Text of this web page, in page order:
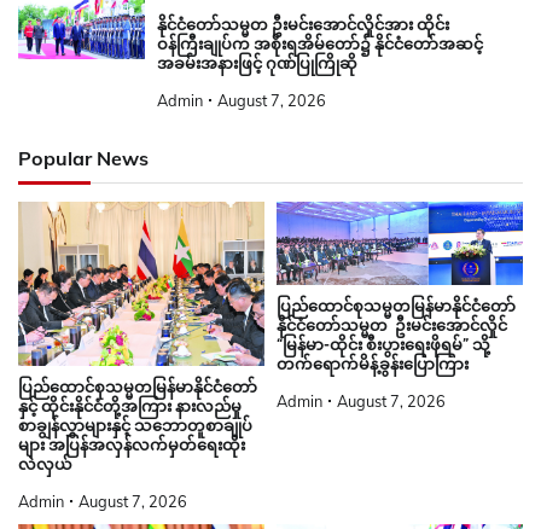
နိုင်ငံတော်သမ္မတ ဦးမင်းအောင်လှိုင်အား ထိုင်း
ဝန်ကြီးချုပ်က အစိုးရအိမ်တော်၌ နိုင်ငံတော်အဆင့်
အခမ်းအနားဖြင့် ဂုဏ်ပြုကြိုဆို
Admin August 7, 2026
Popular News
ပြည်ထောင်စုသမ္မတမြန်မာနိုင်ငံတော်
နှင့် ထိုင်းနိုင်ငံတို့အကြား နားလည်မှု
စာချွန်လွှာများနှင့် သဘောတူစာချုပ်
များ အပြန်အလှန်လက်မှတ်ရေးထိုး
လဲလှယ်
Admin August 7, 2026
ပြည်ထောင်စုသမ္မတမြန်မာနိုင်ငံတော်
နိုင်ငံတော်သမ္မတ ဦးမင်းအောင်လှိုင်
“မြန်မာ-ထိုင်း စီးပွားရေးဖိုရမ်” သို့
တက်ရောက်မိန့်ခွန်းပြောကြား
Admin August 7, 2026